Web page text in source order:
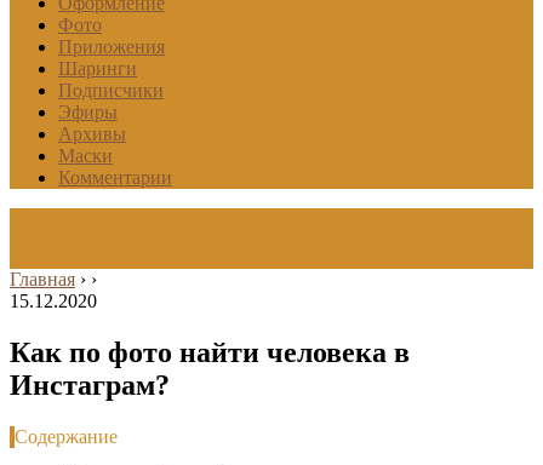
Фото
Приложения
Шаринги
Подписчики
Эфиры
Архивы
Маски
Комментарии
Главная › ›
15.12.2020
Как по фото найти человека в
Инстаграм?
Содержание